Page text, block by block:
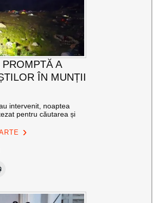
A
ÎN MUNȚII
intervenit, noaptea
pentru căutarea și